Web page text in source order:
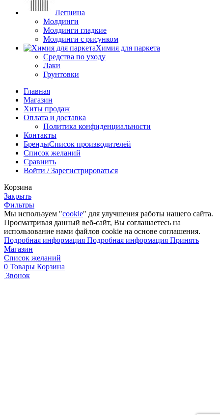
Лепнина
Молдинги
Молдинги гладкие
Молдинги с рисунком
Химия для паркета
Средства по уходу
Лаки
Грунтовки
Главная
Магазин
Хиты продаж
Оплата и доставка
Политика конфиденциальности
Контакты
БрендыСписок производителей
Список желаний
Сравнить
Войти / Зарегистрироваться
Корзина
Закрыть
Фильтры
Мы используем "cookie" для улучшения работы нашего сайта.
Просматривая данный веб-сайт, Вы соглашаетесь на
использование нами файлов cookie на основе соглашения.
Подробная информация Подробная информация Принять
Магазин
Список желаний
0 Товары Корзина
Звонок